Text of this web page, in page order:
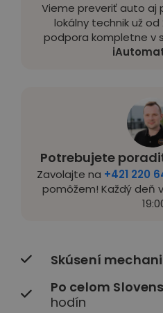
Potrebujete
Zavolajte na +421 220
pomôžem! Každý deň
Skúsení
Po celom
hodín
Vieme preveriť auto aj
lokálny technik už
podpora kompletne v